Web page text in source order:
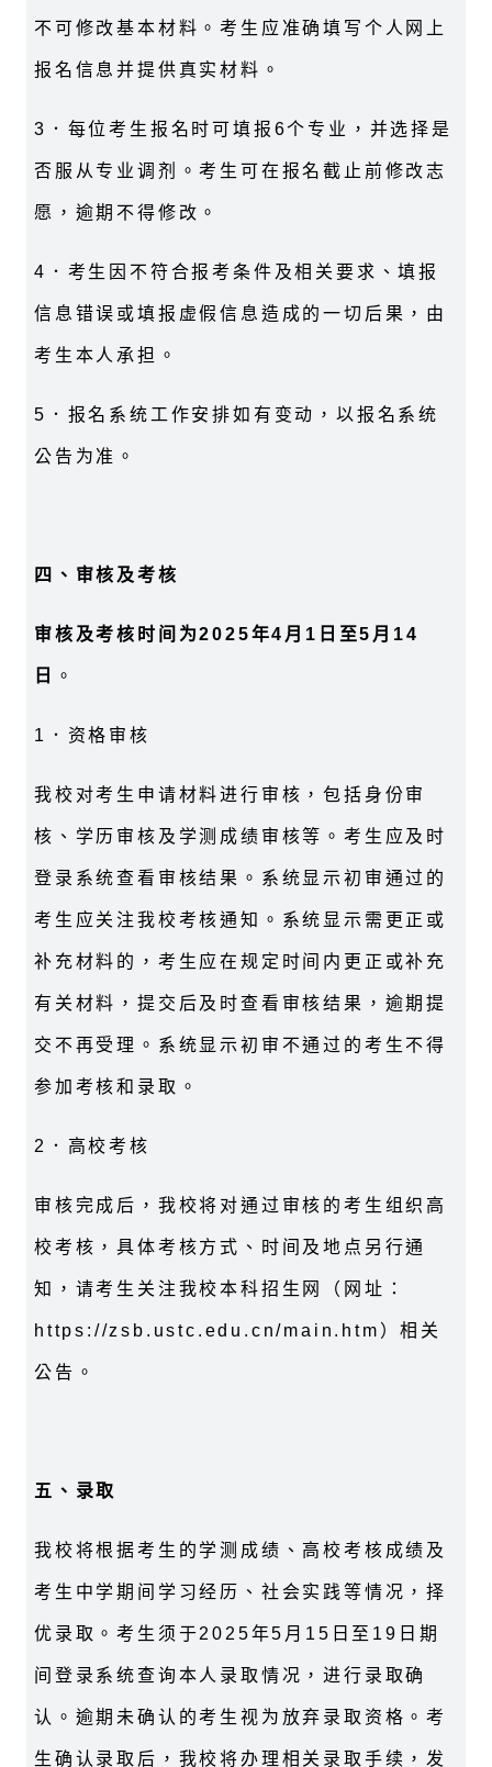
不可修改基本材料。考生应准确填写个人网上
报名信息并提供真实材料。
3 ．每位考生报名时可填报 6个专业，并选择是
否服从专业调剂。考生可在报名截止前修改志
愿，逾期不得修改。
4 ．考生因不符合报考条件及相关要求、填报
信息错误或填报虚假信息造成的一切后果，由
考生本人承担。
5 ．报名系统工作安排如有变动，以报名系统
公告为准。
四、审核及考核
审核及考核时间为2025年4 月 1 日至5 月 14
日 。
1 ．资格审核
我校对考生申请材料进行审核，包括身份审
核、学历审核及学测成绩审核等。考生应及时
登录系统查看审核结果。系统显示初审通过的
考生应关注我校考核通知。系统显示需更正或
补充材料的，考生应在规定时间内更正或补充
有关材料，提交后及时查看审核结果，逾期提
交不再受理。系统显示初审不通过的考生不得
参加考核和录取。
2 ．高校考核
审核完成后，我校将对通过审核的考生组织高
校考核，具体考核方式、时间及地点另行通
知，请考生关注我校本科招生网（网址：
https://zsb.ustc.edu.cn/main.htm ）相关
公告。
五、录取
我校将根据考生的学测成绩、高校考核成绩及
考生中学期间学习经历、社会实践等情况，择
优录取。考生须于2025年5 月 15 日至 19 日期
间登录系统查询本人录取情况，进行录取确
认。逾期未确认的考生视为放弃录取资格。考
生确认录取后，我校将办理相关录取手续，发